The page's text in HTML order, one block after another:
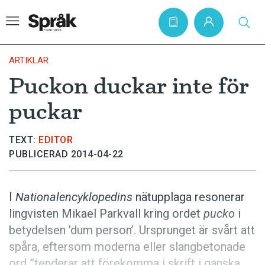
Hem
Artiklar
Krönikor
Språkfrågor
Bokrecensioner
Kviss
Podden
ARTIKLAR
Puckon duckar inte för
puckar
TEXT: EDITOR
PUBLICERAD 2014-04-22
I Nationalencyklopedins nätupplaga resonerar
lingvisten Mikael Parkvall kring ordet pucko i
betydelsen ’dum person’. Ursprunget är svårt att
spåra, eftersom moderna eller slangbetonade